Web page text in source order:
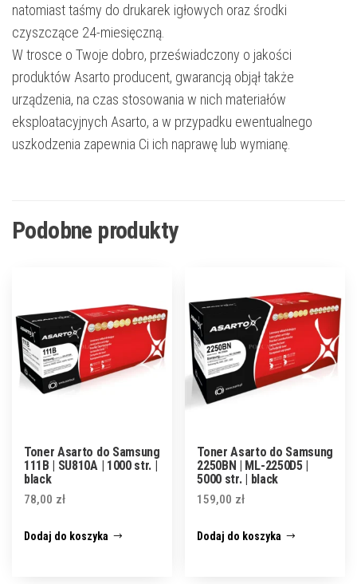
natomiast taśmy do drukarek igłowych oraz środki
czyszczące 24-miesięczną.
W trosce o Twoje dobro, przeświadczony o jakości
produktów Asarto producent, gwarancją objął także
urządzenia, na czas stosowania w nich materiałów
eksploatacyjnych Asarto, a w przypadku ewentualnego
uszkodzenia zapewnia Ci ich naprawę lub wymianę.
Podobne produkty
Toner Asarto do Samsung
111B | SU810A | 1000 str. |
black
78,00 zł
Dodaj do koszyka
Toner Asarto do Samsung
2250BN | ML-2250D5 |
5000 str. | black
159,00 zł
Dodaj do koszyka